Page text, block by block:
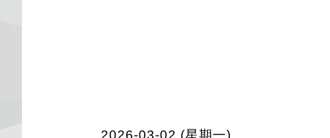
2026-03-02 (星期一)